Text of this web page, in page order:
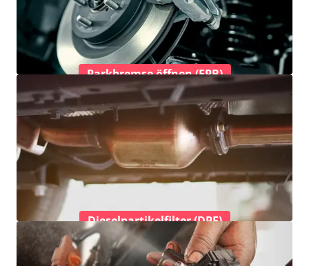
Parkbremse öffnen (EPB)
Dieselpartikelfilter (DPF)